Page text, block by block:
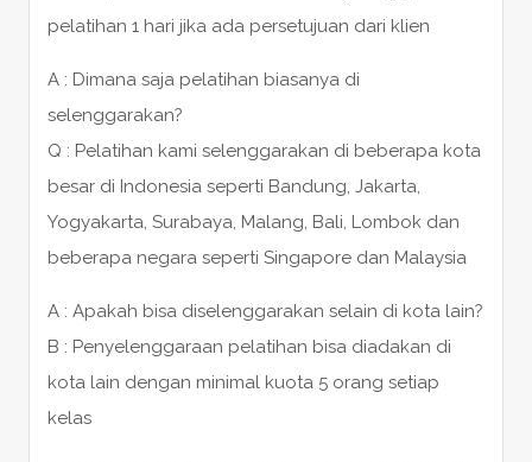
pelatihan 1 hari jika ada persetujuan dari klien
A : Dimana saja pelatihan biasanya di
selenggarakan?
Q : Pelatihan kami selenggarakan di beberapa kota
besar di Indonesia seperti Bandung, Jakarta,
Yogyakarta, Surabaya, Malang, Bali, Lombok dan
beberapa negara seperti Singapore dan Malaysia
A : Apakah bisa diselenggarakan selain di kota lain?
B : Penyelenggaraan pelatihan bisa diadakan di
kota lain dengan minimal kuota 5 orang setiap
kelas